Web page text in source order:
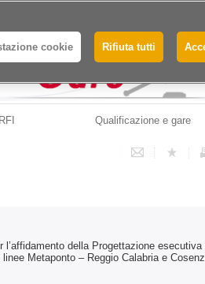
Qualificazione e gare
della Progettazione esecutiva
Metaponto – Reggio Calabria e
cookie Rifiuta tutti